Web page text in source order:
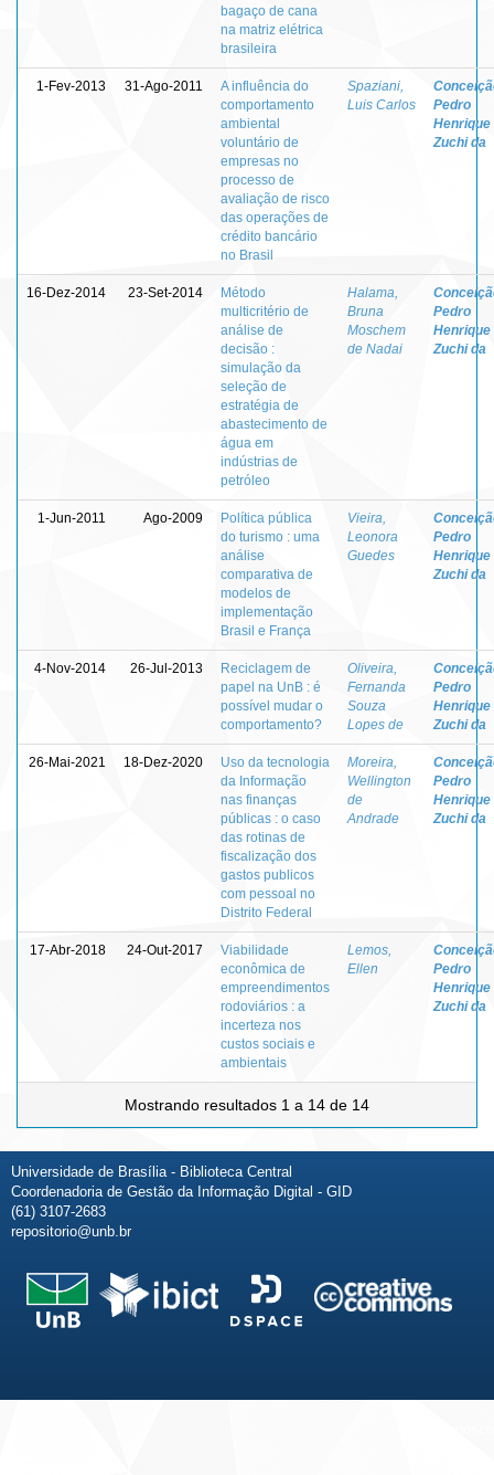
bagaço de cana
na matriz elétrica
brasileira
1-Fev-2013 31-Ago-2011
A influência do
comportamento
ambiental
voluntário de
empresas no
processo de
avaliação de risco
das operações de
crédito bancário
no Brasil
Spaziani,
Luis Carlos
Pedro
Henrique
Zuchi da
16-Dez-2014 23-Set-2014
Método
multicritério de
análise de
decisão :
simulação da
seleção de
estratégia de
abastecimento de
água em
indústrias de
petróleo
Halama,
Bruna
Moschem
de Nadai
Pedro
Henrique
Zuchi da
1-Jun-2011 Ago-2009
Política pública
do turismo : uma
análise
comparativa de
modelos de
implementação
Brasil e França
Vieira,
Leonora
Guedes
Pedro
Henrique
Zuchi da
4-Nov-2014 26-Jul-2013
Reciclagem de
papel na UnB : é
possível mudar o
comportamento?
Oliveira,
Fernanda
Souza
Lopes de
Pedro
Henrique
Zuchi da
26-Mai-2021 18-Dez-2020
Uso da tecnologia
da Informação
nas finanças
públicas : o caso
das rotinas de
fiscalização dos
gastos publicos
com pessoal no
Distrito Federal
Moreira,
Wellington
de
Andrade
Pedro
Henrique
Zuchi da
17-Abr-2018 24-Out-2017
Viabilidade
econômica de
empreendimentos
rodoviários : a
incerteza nos
custos sociais e
ambientais
Lemos,
Ellen
Pedro
Henrique
Zuchi da
Mostrando resultados 1 a 14 de 14
Universidade de Brasília - Biblioteca Central
Coordenadoria de Gestão da Informação Digital - GID
(61) 3107-2683
repositorio@unb.br